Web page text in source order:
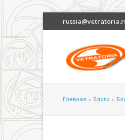
Главная › Блоги ›